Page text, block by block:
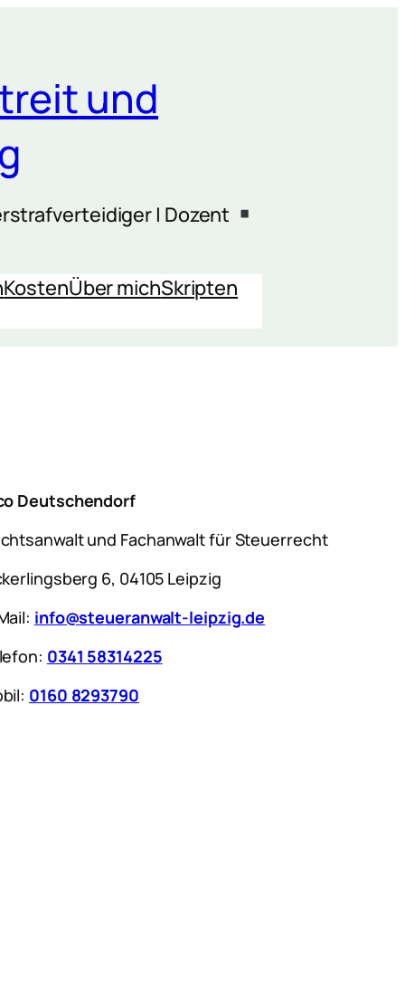
und
| Dozent
KostenÜber michSkripten
Deutschendorf
und Fachanwalt für Steuerrecht
6, 04105 Leipzig
info@steueranwalt-leipzig.de
0341 58314225
0160 8293790